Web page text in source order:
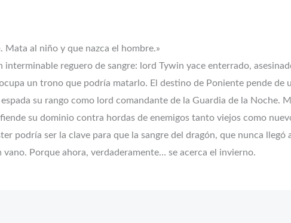
Mata al niño y que nazca el hombre.»
reguero de sangre: lord Tywin yace enterrado,
un trono que podría matarlo. El destino de Poniente pende de
su rango como lord comandante de la Guardia de la Noche.
su dominio contra hordas de enemigos tanto viejos como
podría ser la clave para que la sangre del dragón, que nunca
Porque ahora, verdaderamente… se acerca el invierno.